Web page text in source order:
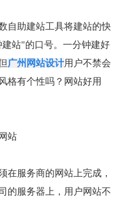
自助建站工具将建站的快
站"的口号。一分钟建好
广州网站设计用户不禁会
格有个性吗？网站好用
站
在服务商的网站上完成，
的服务器上，用户网站不